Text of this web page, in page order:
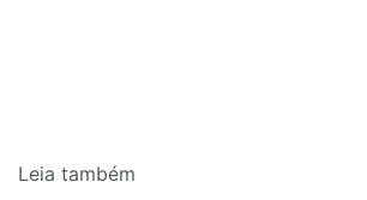
Leia também